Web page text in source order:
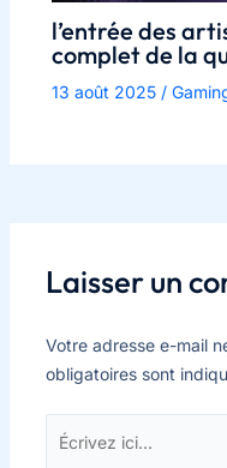
l’entrée des
complet de la
13 août 2025 /
Laisser un
Votre adresse e-mail
obligatoires sont
ici…